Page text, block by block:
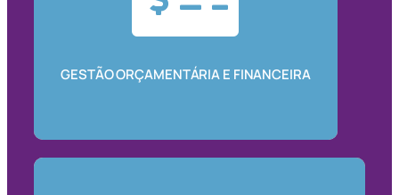
GESTÃO ORÇAMENTÁRIA E FINANCEIRA